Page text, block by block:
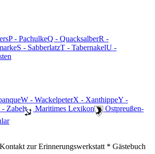
P - PachulkeQ - QuacksalberR -
S - SabberlatzT - TabernakelU -
W - WackelpeterX - XanthippeY -
- Zabel ️ Maritimes Lexikon
️ Ostpreußen-
zur Erinnerungswerkstatt * Gästebuch